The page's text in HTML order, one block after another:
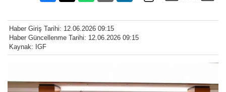
Haber Giriş Tarihi: 12.06.2026 09:15
Haber Güncellenme Tarihi: 12.06.2026 09:15
Kaynak: IGF